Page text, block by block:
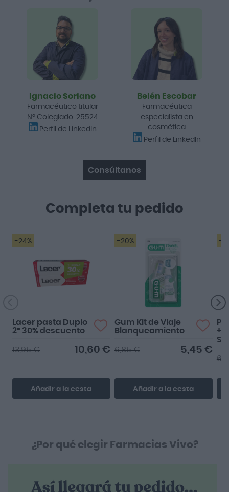
Completa tu pedido
-24%
Lacer pasta Duplo
2ª 30% descuento
10,60 €
13,95 €
Añadir a la cesta
-20%
Gum Kit de Viaje
Blanqueamiento
5,45 €
6,85 €
Añadir a la cesta
-
+
Ignacio Soriano
Farmacéutico titular
Nº Colegiado: 25524
Perfil de LinkedIn
Belén Escobar
Farmacéutica
especialista en
cosmética
Perfil de LinkedIn
Consúltanos
¿Por qué elegir Farmacias Vivo?